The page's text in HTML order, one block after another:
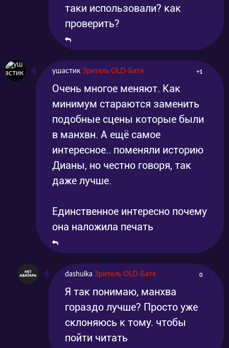
таки использовали? как
проверить?
ушастик Зритель OLD-Батя +1
Очень многое меняют. Как
минимум стараются заменить
подобные сцены которые были
в манхвн. А ещё самое
интересное.. поменяли историю
Дианы, но честно говоря, так
даже лучше.
Единственное интересно почему
она наложила печать
dashulka Зритель OLD-Батя 0
Я так понимаю, манхва
гораздо лучше? Просто уже
склоняюсь к тому. чтобы
пойти читать